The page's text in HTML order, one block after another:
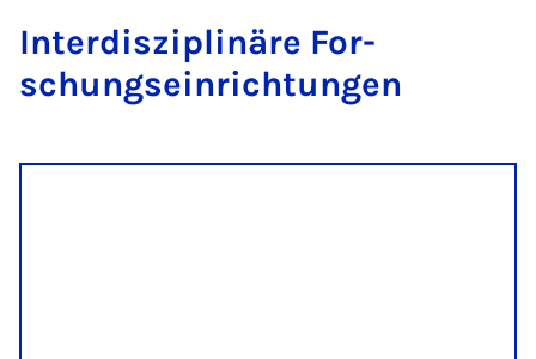
In­ter­dis­zi­pli­näre For­
schungs­ein­rich­tun­gen